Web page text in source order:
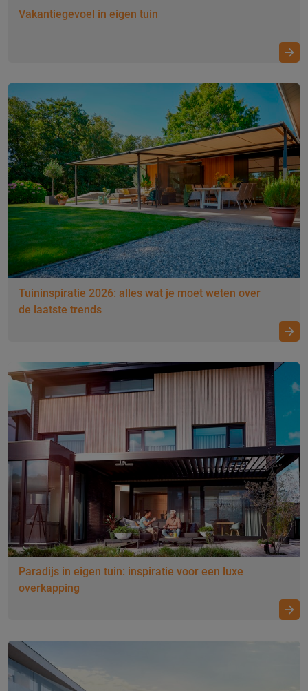
Vakantiegevoel in eigen tuin
Tuininspiratie 2026: alles wat je moet weten over
de laatste trends
Paradijs in eigen tuin: inspiratie voor een luxe
overkapping